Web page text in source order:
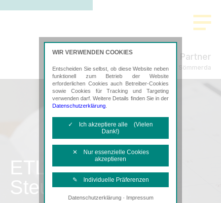
Fuchs & Partner
Steuerberatung in Sömmerda
ETL
Steuertermine
WIR VERWENDEN COOKIES
Entscheiden Sie selbst, ob diese Website neben
funktionell zum Betrieb der Website
erforderlichen Cookies auch Betreiber-Cookies
sowie Cookies für Tracking und Targeting
verwenden darf. Weitere Details finden Sie in der
Datenschutzerklärung
✓ Ich akzeptiere alle (Vielen
Dank!)
✕ Nur essenzielle Cookies
akzeptieren
✎ Individuelle Präferenzen
Notwendige Cookies
Datenschutzerklärung· Impressum